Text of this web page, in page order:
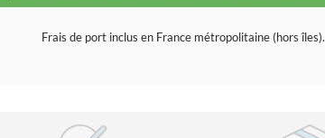
Frais de port inclus en France métropolitaine (hors îles).